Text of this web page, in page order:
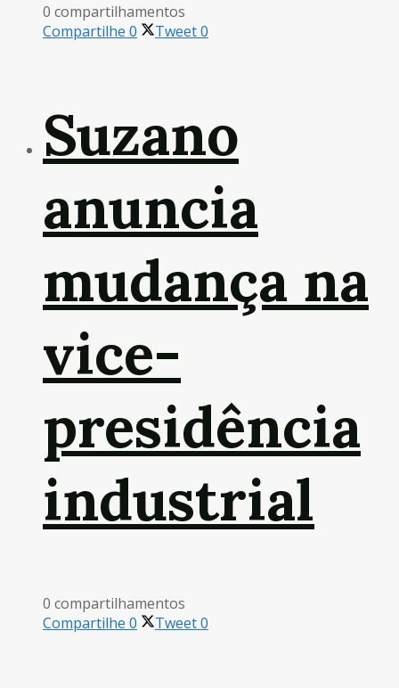
0 compartilhamentos
Compartilhe 0 Tweet0
Suzano
anuncia
mudança na
vice-
presidência
industrial
0 compartilhamentos
Compartilhe 0 Tweet0